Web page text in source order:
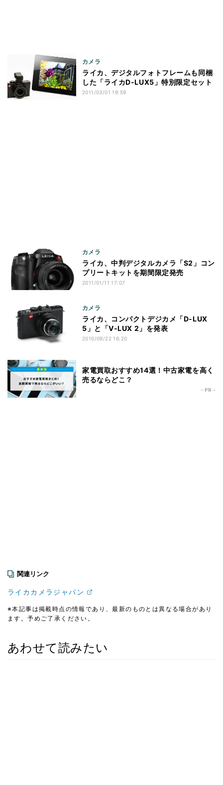
カメラ
ライカ、デジタルフォトフレームも同梱
した「ライカD-LUX5」特別限定セット
2011/03/01 19:59
カメラ
ライカ、中判デジタルカメラ「S2」コン
プリートキットを期間限定発売
2011/01/11 17:07
カメラ
ライカ、コンパクトデジカメ「D-LUX
5」と「V-LUX 2」を発表
2010/09/22 16:20
家電買取おすすめ14選！中古家電を高く
売るならどこ？
- PR -
関連リンク
ライカカメラジャパン
※本記事は掲載時点の情報であり、最新のものとは異なる場合があり
ます。予めご了承ください。
あわせて読みたい